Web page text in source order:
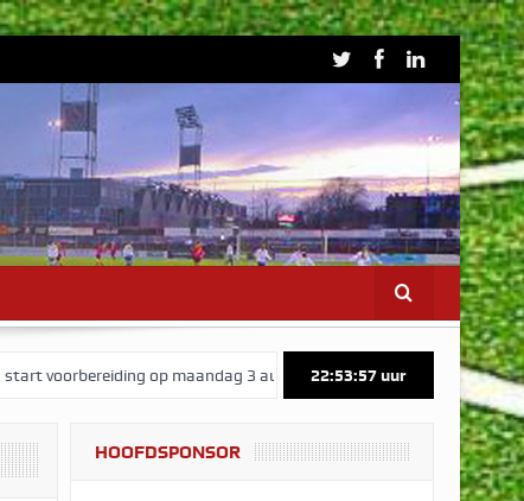
op maandag 3 augustus Nieuwe shirtsponsoren –
22:53:58uur
HOOFDSPONSOR